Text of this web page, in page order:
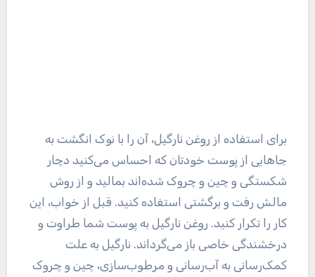
برای استفاده از روغن نارگیل، آن را با نوک انگشت به
جا‌هایی از پوست خودتان که احساس می‌کنید دچار
شکستگی و چین و چروک شده‌اند بمالید و از روش
مالش رفت و برگشتی استفاده کنید. قبل از خواب، این
کار را تکرار کنید. روغن نارگیل به پوست شما طراوت و
درخشندگی خاصی باز می‌گرداند. نارگیل به علت
کمک‌رسانی به آب‌رسانی و مرطوب‌سازی، چین و چروک